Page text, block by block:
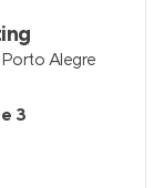
Porto Alegre
3